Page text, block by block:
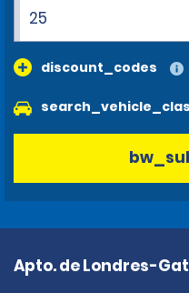
30+
discount_codes
Apto. de Londres-